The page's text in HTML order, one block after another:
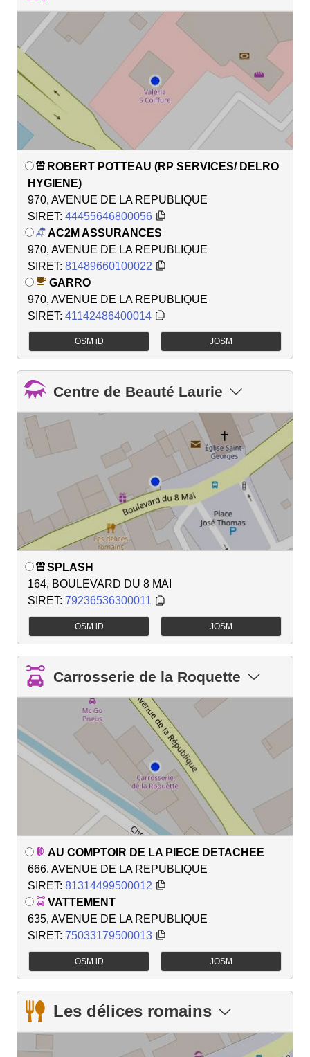
ROBERT POTTEAU (RP SERVICES/ DELRO
HYGIENE)
970, AVENUE DE LA REPUBLIQUE
SIRET: 44455646800056
AC2M ASSURANCES
970, AVENUE DE LA REPUBLIQUE
SIRET: 81489660100022
GARRO
970, AVENUE DE LA REPUBLIQUE
SIRET: 41142486400014
OSM iD JOSM
Centre de Beauté Laurie
SPLASH
164, BOULEVARD DU 8 MAI
SIRET: 79236536300011
OSM iD JOSM
Carrosserie de la Roquette
AU COMPTOIR DE LA PIECE DETACHEE
666, AVENUE DE LA REPUBLIQUE
SIRET: 81314499500012
VATTEMENT
635, AVENUE DE LA REPUBLIQUE
SIRET: 75033179500013
OSM iD JOSM
Les délices romains